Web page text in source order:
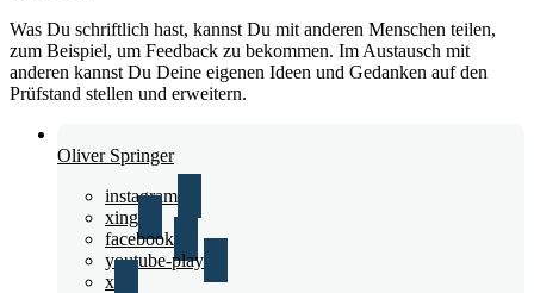
Was Du schriftlich hast, kannst Du mit anderen Menschen teilen,
zum Beispiel, um Feedback zu bekommen. Im Austausch mit
anderen kannst Du Deine eigenen Ideen und Gedanken auf den
Prüfstand stellen und erweitern.
Oliver Springer
instagram
xing
facebook
youtube-play
x